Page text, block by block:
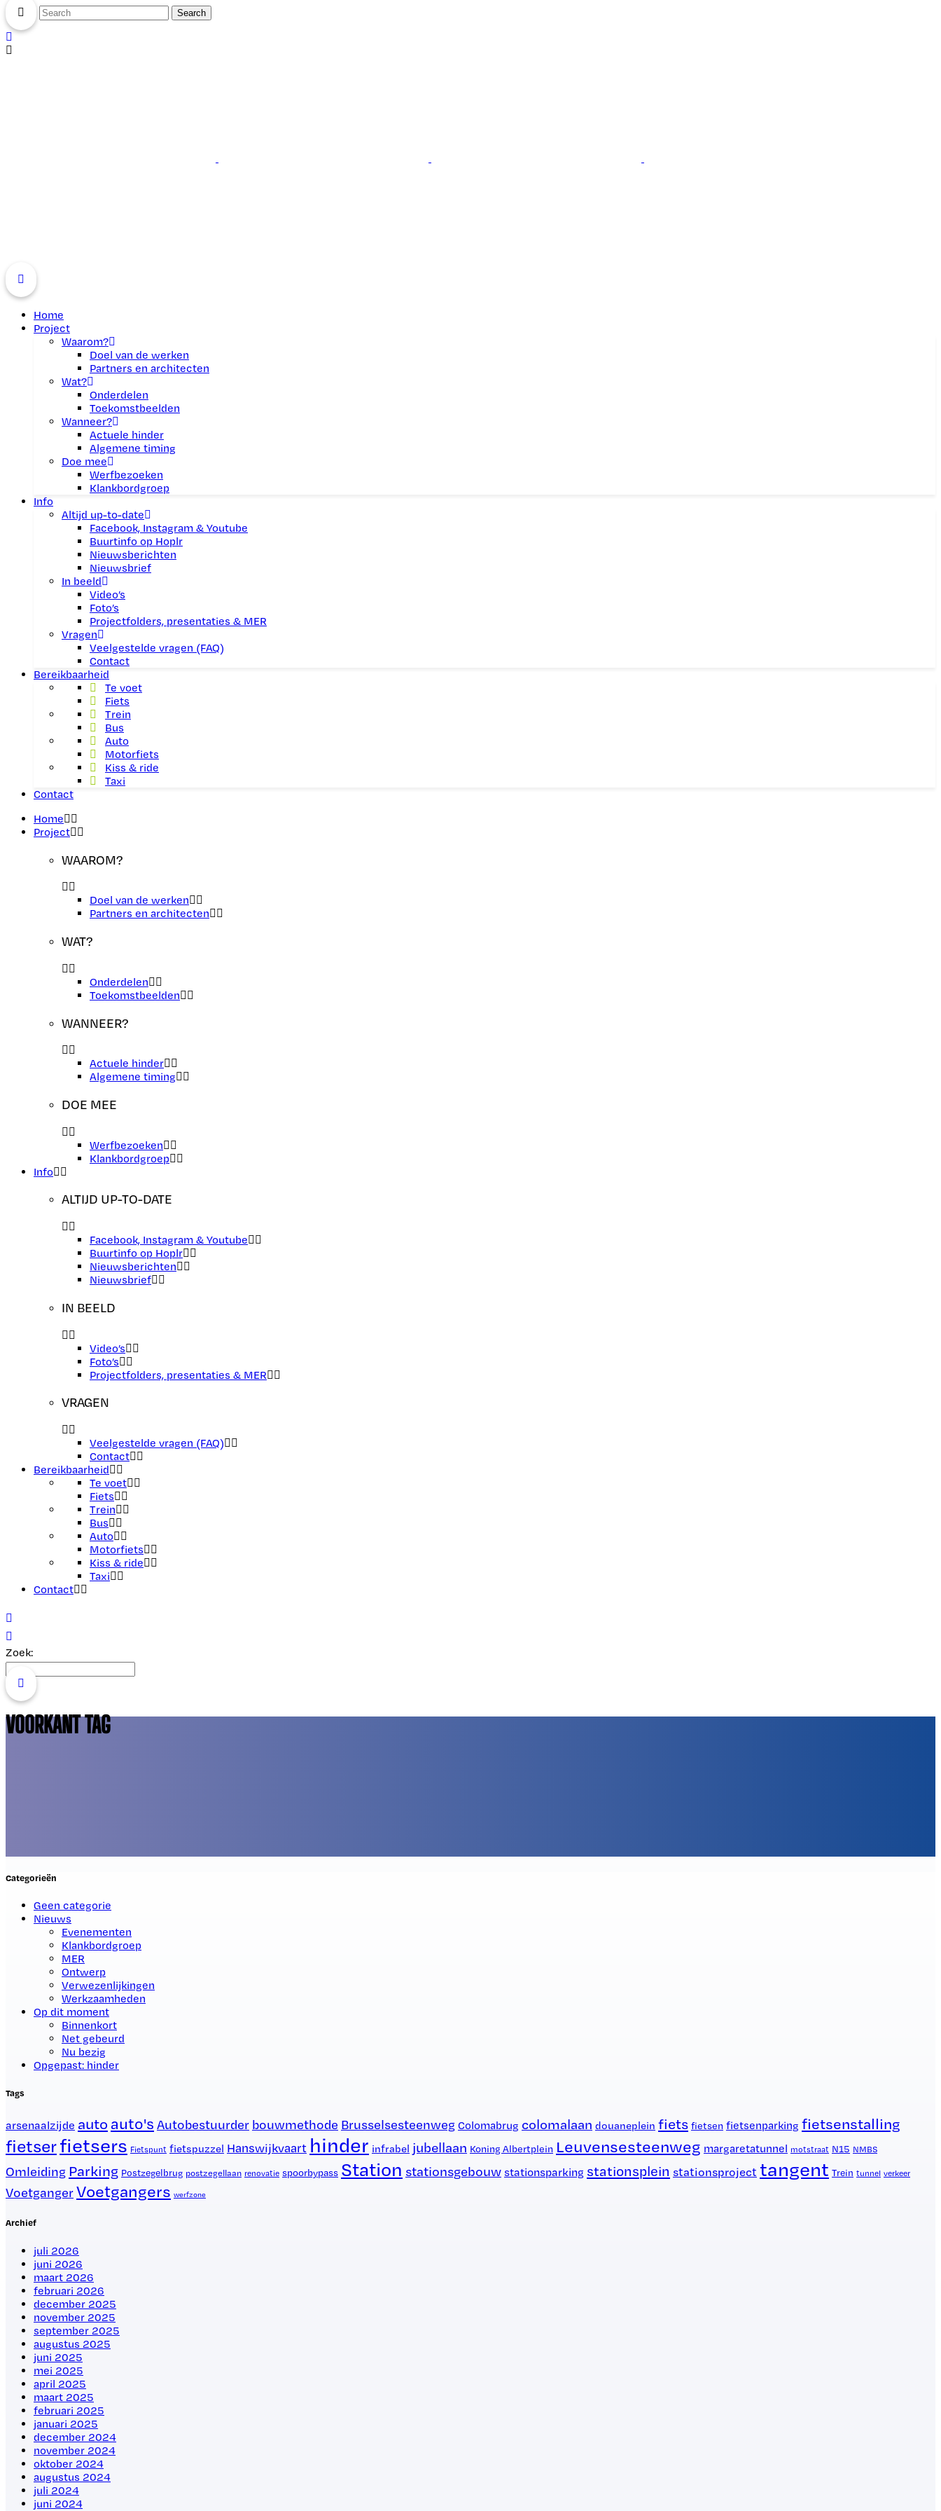
Home
Project
Waarom?
Doel van de werken
Partners en architecten
Wat?
Onderdelen
Toekomstbeelden
Wanneer?
Actuele hinder
Algemene timing
Doe mee
Werfbezoeken
Klankbordgroep
Info
Altijd up-to-date
Facebook, Instagram & Youtube
Buurtinfo op Hoplr
Nieuwsberichten
Nieuwsbrief
In beeld
Video’s
Foto’s
Projectfolders, presentaties & MER
Vragen
Veelgestelde vragen (FAQ)
Contact
Bereikbaarheid
Te voet
Fiets
Trein
Bus
Auto
Motorfiets
Kiss & ride
Taxi
Contact
Home
Project
WAAROM?
Doel van de werken
Partners en architecten
WAT?
Onderdelen
Toekomstbeelden
WANNEER?
Actuele hinder
Algemene timing
DOE MEE
Werfbezoeken
Klankbordgroep
Info
ALTIJD UP-TO-DATE
Facebook, Instagram & Youtube
Buurtinfo op Hoplr
Nieuwsberichten
Nieuwsbrief
IN BEELD
Video’s
Foto’s
Projectfolders, presentaties & MER
VRAGEN
Veelgestelde vragen (FAQ)
Contact
Bereikbaarheid
Te voet
Fiets
Trein
Bus
Auto
Motorfiets
Kiss & ride
Taxi
Contact
Zoek:
VOORKANT TAG
Categorieën
Geen categorie
Nieuws
Evenementen
Klankbordgroep
MER
Ontwerp
Verwezenlijkingen
Werkzaamheden
Op dit moment
Binnenkort
Net gebeurd
Nu bezig
Opgepast: hinder
Tags
arsenaalzijde auto auto's Autobestuurder bouwmethode Brusselsesteenweg Colomabrug colomalaan douaneplein fiets fietsen fietsenparking fietsenstalling
fietserfietsers Fietspunt fietspuzzel Hanswijkvaart hinder infrabel jubellaan Koning Albertplein Leuvensesteenweg margaretatunnel motstraat N15 NMBS
Omleiding Parking Postzegelbrug postzegellaan renovatie spoorbypass Station stationsgebouw stationsparking stationsplein stationsproject tangent Trein tunnel verkeer
VoetgangerVoetgangers werfzone
Archief
juli 2026
juni 2026
maart 2026
februari 2026
december 2025
november 2025
september 2025
augustus 2025
juni 2025
mei 2025
april 2025
maart 2025
februari 2025
januari 2025
december 2024
november 2024
oktober 2024
augustus 2024
juli 2024
juni 2024